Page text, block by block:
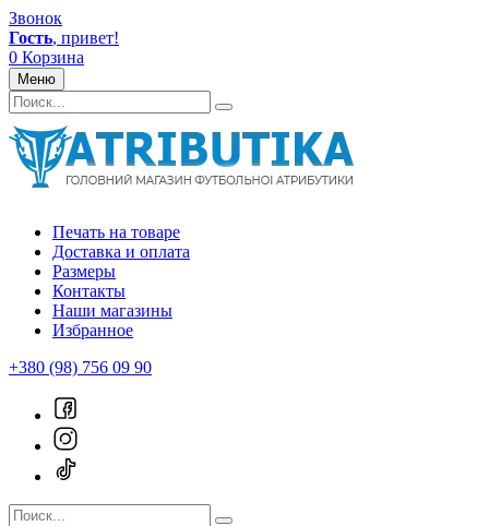
Звонок
Гость, привет!
0 Корзина
Меню
Печать на товаре
Доставка и оплата
Размеры
Контакты
Наши магазины
Избранное
+380 (98) 756 09 90